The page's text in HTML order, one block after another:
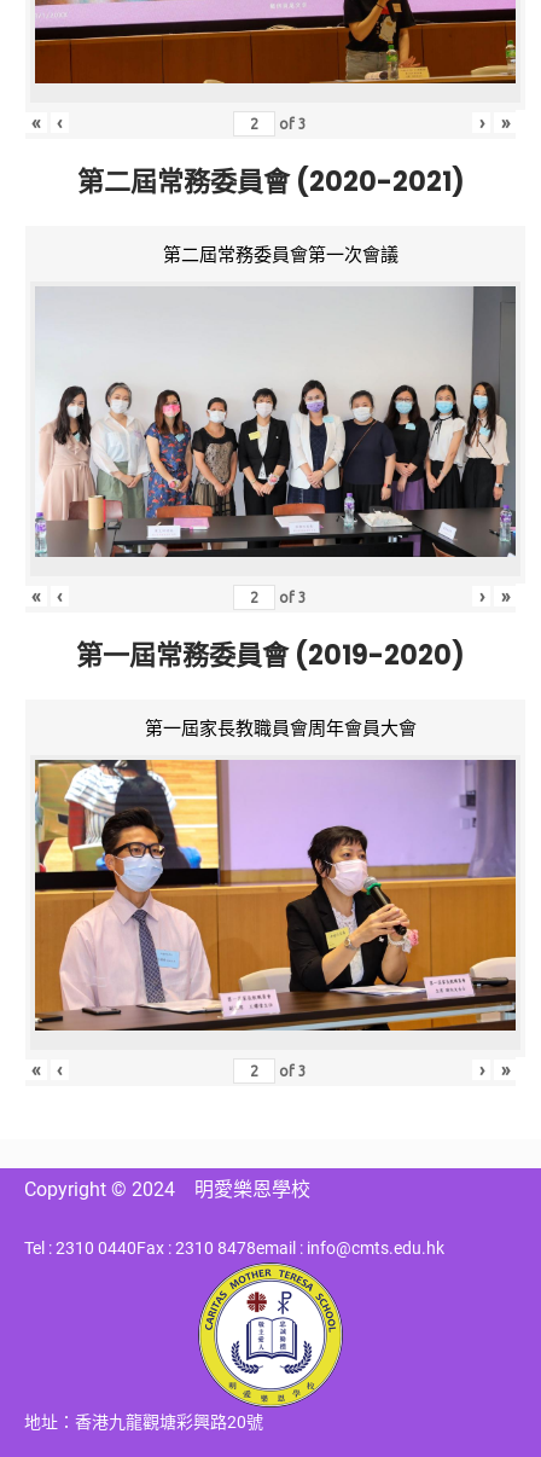
« ‹ of3 › »
第二屆常務委員會 (2020-2021)
第二屆常務委員會第一次會議
« ‹ of3 › »
第一屆常務委員會 (2019-2020)
第一屆家長教職員會周年會員大會
« ‹ of3 › »
Copyright © 2024 明愛樂恩學校
Tel : 2310 0440Fax : 2310 8478email : info@cmts.edu.hk
地址：香港九龍觀塘彩興路20號